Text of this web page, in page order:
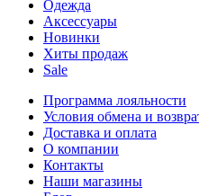
Одежда
Аксессуары
Новинки
Хиты продаж
Sale
Программа лояльности
Условия обмена и
Доставка и оплата
О компании
Контакты
Наши магазины